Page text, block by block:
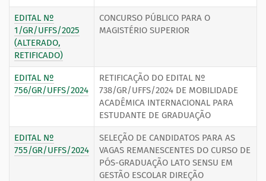
EDITAL Nº
1/GR/UFFS/2025
(ALTERADO,
RETIFICADO)
CONCURSO PÚBLICO PARA O
MAGISTÉRIO SUPERIOR
EDITAL Nº
756/GR/UFFS/2024
RETIFICAÇÃO DO EDITAL Nº
738/GR/UFFS/2024 DE MOBILIDADE
ACADÊMICA INTERNACIONAL PARA
ESTUDANTE DE GRADUAÇÃO
EDITAL Nº
755/GR/UFFS/2024
SELEÇÃO DE CANDIDATOS PARA AS
VAGAS REMANESCENTES DO CURSO DE
PÓS-GRADUAÇÃO LATO SENSU EM
GESTÃO ESCOLAR DIREÇÃO